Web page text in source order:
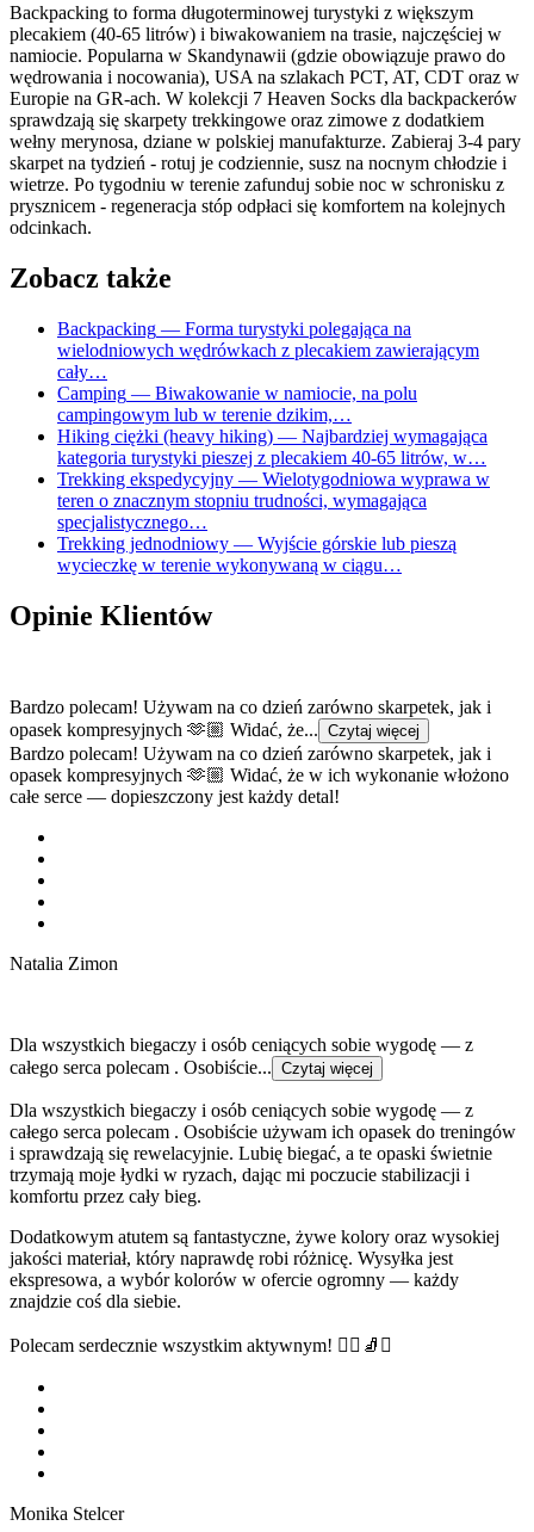
Backpacking to forma długoterminowej turystyki z większym
plecakiem (40-65 litrów) i biwakowaniem na trasie, najczęściej w
namiocie. Popularna w Skandynawii (gdzie obowiązuje prawo do
wędrowania i nocowania), USA na szlakach PCT, AT, CDT oraz w
Europie na GR-ach. W kolekcji 7 Heaven Socks dla backpackerów
sprawdzają się skarpety trekkingowe oraz zimowe z dodatkiem
wełny merynosa, dziane w polskiej manufakturze. Zabieraj 3-4 pary
skarpet na tydzień - rotuj je codziennie, susz na nocnym chłodzie i
wietrze. Po tygodniu w terenie zafunduj sobie noc w schronisku z
prysznicem - regeneracja stóp odpłaci się komfortem na kolejnych
odcinkach.
Zobacz także
Backpacking — Forma turystyki polegająca na
wielodniowych wędrówkach z plecakiem zawierającym
cały…
Camping — Biwakowanie w namiocie, na polu
campingowym lub w terenie dzikim,…
Hiking ciężki (heavy hiking) — Najbardziej wymagająca
kategoria turystyki pieszej z plecakiem 40-65 litrów, w…
Trekking ekspedycyjny — Wielotygodniowa wyprawa w
teren o znacznym stopniu trudności, wymagająca
specjalistycznego…
Trekking jednodniowy — Wyjście górskie lub pieszą
wycieczkę w terenie wykonywaną w ciągu…
Opinie Klientów
Bardzo polecam! Używam na co dzień zarówno skarpetek, jak i
opasek kompresyjnych 🫶🏼 Widać, że... Czytaj więcej
Bardzo polecam! Używam na co dzień zarówno skarpetek, jak i
opasek kompresyjnych 🫶🏼 Widać, że w ich wykonanie włożono
całe serce — dopieszczony jest każdy detal!
Natalia Zimon
Dla wszystkich biegaczy i osób ceniących sobie wygodę — z
całego serca polecam . Osobiście... Czytaj więcej
Dla wszystkich biegaczy i osób ceniących sobie wygodę — z
całego serca polecam . Osobiście używam ich opasek do treningów
i sprawdzają się rewelacyjnie. Lubię biegać, a te opaski świetnie
trzymają moje łydki w ryzach, dając mi poczucie stabilizacji i
komfortu przez cały bieg.
Dodatkowym atutem są fantastyczne, żywe kolory oraz wysokiej
jakości materiał, który naprawdę robi różnicę. Wysyłka jest
ekspresowa, a wybór kolorów w ofercie ogromny — każdy
znajdzie coś dla siebie.
Polecam serdecznie wszystkim aktywnym! 🏃‍♂️🧦✨
Monika Stelcer